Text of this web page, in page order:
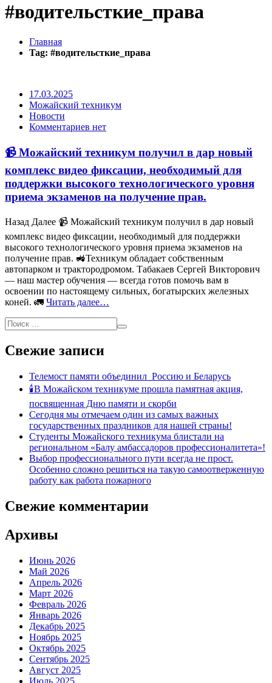
#водительсткие_права
Главная
Tag: #водительсткие_права
17.03.2025
Можайский техникум
Новости
Комментариев нет
📹 Можайский техникум получил в дар новый
комплекс видео фиксации, необходимый для
поддержки высокого технологического уровня
приема экзаменов на получение прав.
Назад Далее 📹 Можайский техникум получил в дар новый
комплекс видео фиксации, необходимый для поддержки
высокого технологического уровня приема экзаменов на
получение прав. 🚜Техникум обладает собственным
автопарком и трактородромом. Табакаев Сергей Викторович
— наш мастер обучения — всегда готов помочь вам в
освоении по настоящему сильных, богатырских железных
коней. 🚛 Читать далее…
Свежие записи
Телемост памяти объединил Россию и Беларусь
🕯В Можайском техникуме прошла памятная акция,
посвященная Дню памяти и скорби
Сегодня мы отмечаем один из самых важных
государственных праздников для нашей страны!
Студенты Можайского техникума блистали на
региональном «Балу амбассадоров профессионалитета»!
Выбор профессионального пути всегда не прост.
Особенно сложно решиться на такую самоотверженную
работу как работа пожарного
Свежие комментарии
Архивы
Июнь 2026
Май 2026
Апрель 2026
Март 2026
Февраль 2026
Январь 2026
Декабрь 2025
Ноябрь 2025
Октябрь 2025
Сентябрь 2025
Август 2025
Июль 2025